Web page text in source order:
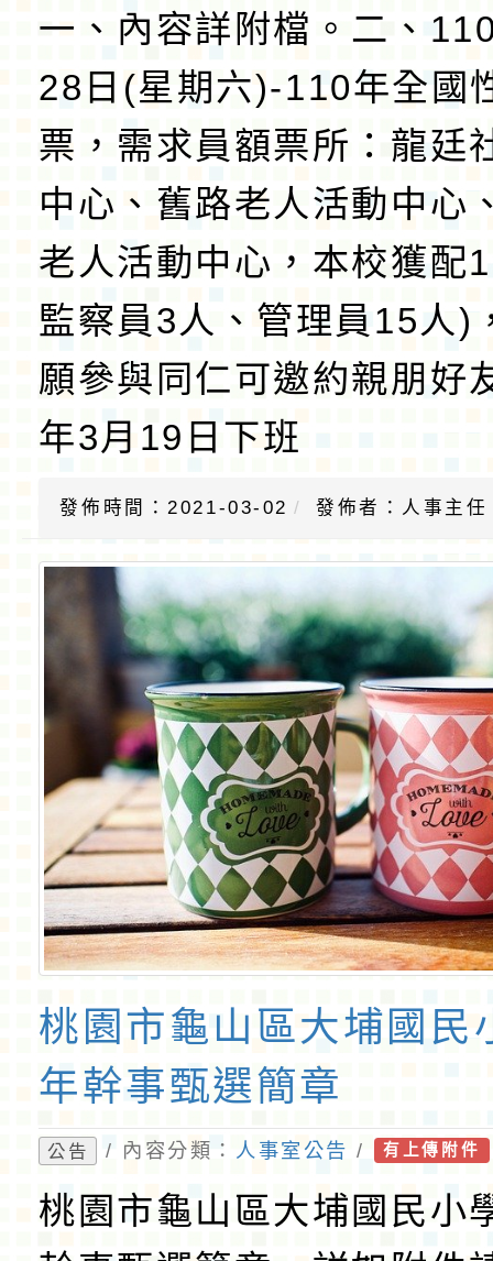
一、內容詳附檔。二、
28日(星期六)-110年全國
票，需求員額票所：龍廷
中心、舊路老人活動中心
老人活動中心，本校獲配
監察員3人、管理員15人)
願參與同仁可邀約親朋好
年3月19日下班
發佈時間：2021-03-02 發佈者：人事主任
桃園市龜山區大埔國民
年幹事甄選簡章
公告 / 內容分類： 人事室公告 / 有上傳附件
桃園市龜山區大埔國民小